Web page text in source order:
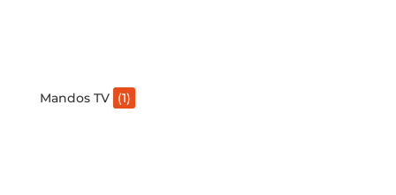
Mandos TV (1)